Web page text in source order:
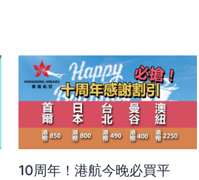
10周年！港航今晚必買平